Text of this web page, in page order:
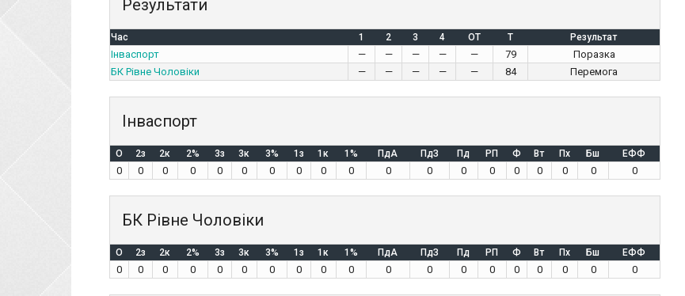
Результати
Час 1 2 3 4 OT T Результат
Інваспорт — — — — — 79
Поразка
БК Рівне Чоловіки
— — — — — 84 Перемога
Інваспорт
O 2з 2к 2% 3з 3к 3% 1з 1к 1% ПдА ПдЗ Пд РП Ф Вт Пх Бш ЕФФ
0 0 0 0 0 0 0 0 0 0 0 0 0 0 0 0 0 0 0
БК Рівне Чоловіки
O 2з 2к 2% 3з 3к 3% 1з 1к 1% ПдА ПдЗ Пд РП Ф Вт Пх Бш ЕФФ
0 0 0 0 0 0 0 0 0 0 0 0 0 0 0 0 0 0 0